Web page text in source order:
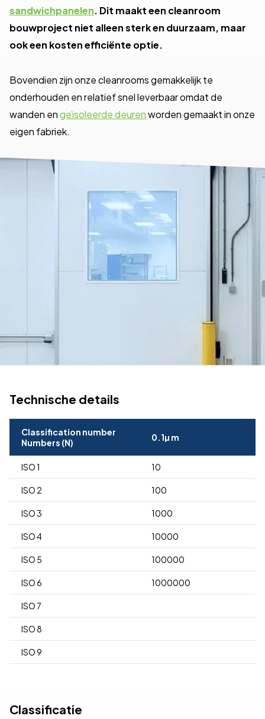
sandwichpanelen. Dit maakt een cleanroom
bouwproject niet alleen sterk en duurzaam, maar
ook een kosten efficiënte optie.
Bovendien zijn onze cleanrooms gemakkelijk te
onderhouden en relatief snel leverbaar omdat de
wanden engeïsoleerde deurenworden gemaakt in onze
eigen fabriek.
Technische details
Classification number
Numbers (N)
0.1µ m
ISO 1 10
ISO 2 100
ISO 3 1000
ISO 4 10000
ISO 5 100000
ISO 6 1000000
ISO 7
ISO 8
ISO 9
Classificatie